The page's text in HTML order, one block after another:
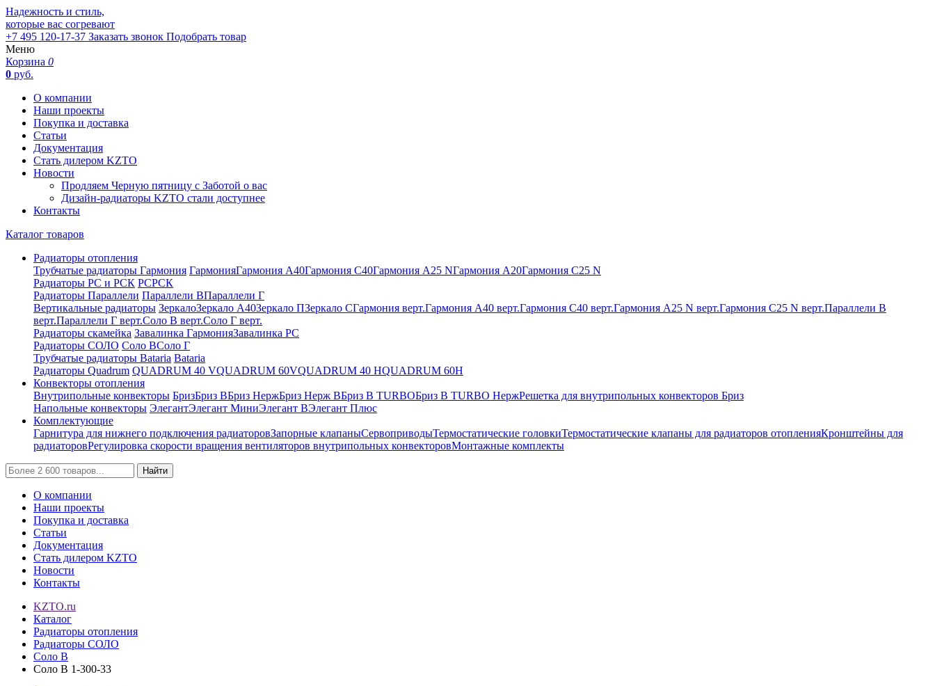
Надежность и стиль,
которые вас согревают
+7 495 120-17-37 Заказать звонок Подобрать товар
Меню
Корзина 0
0 руб.
О компании
Наши проекты
Покупка и доставка
Статьи
Документация
Стать дилером KZTO
Новости
Продляем Черную пятницу с Заботой о вас
Дизайн-радиаторы KZTO стали доступнее
Контакты
Каталог товаров
Радиаторы отопления
Трубчатые радиаторы Гармония ГармонияГармония А40Гармония С40Гармония А25 NГармония А20Гармония С25 N
Радиаторы РС и РСК РСРСК
Радиаторы Параллели Параллели ВПараллели Г
Вертикальные радиаторы ЗеркалоЗеркало А40Зеркало ПЗеркало СГармония верт.Гармония А40 верт.Гармония С40 верт.Гармония А25 N верт.Гармония С25 N верт.Параллели В
верт.Параллели Г верт.Соло В верт.Соло Г верт.
Радиаторы скамейка Завалинка ГармонияЗавалинка РС
Радиаторы СОЛО Соло ВСоло Г
Трубчатые радиаторы Bataria Bataria
Радиаторы Quadrum QUADRUM 40 VQUADRUM 60VQUADRUM 40 HQUADRUM 60H
Конвекторы отопления
Внутрипольные конвекторы БризБриз ВБриз НержБриз Нерж ВБриз В TURBOБриз В TURBO НержРешетка для внутрипольных конвекторов Бриз
Напольные конвекторы ЭлегантЭлегант МиниЭлегант ВЭлегант Плюс
Комплектующие
Гарнитура для нижнего подключения радиаторовЗапорные клапаныСервоприводыТермостатические головкиТермостатические клапаны для радиаторов отопленияКронштейны для
радиаторовРегулировка скорости вращения вентиляторов внутрипольных конвекторовМонтажные комплекты
Найти
О компании
Наши проекты
Покупка и доставка
Статьи
Документация
Стать дилером KZTO
Новости
Контакты
KZTO.ru
Каталог
Радиаторы отопления
Радиаторы СОЛО
Соло В
Соло В 1-300-33